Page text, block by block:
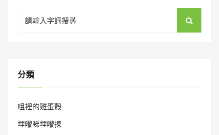
for:
分類
咀裡的雞蛋殼
埋嚟睇埋嚟揀